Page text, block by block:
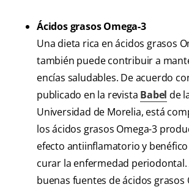
Ácidos grasos Omega-3
Una dieta rica en ácidos grasos
también puede contribuir a
encías saludables. De acuerdo
publicado en la revista Babel de
Universidad de Morelia, está
los ácidos grasos Omega-3
efecto antiinflamatorio y
curar la enfermedad periodontal.
buenas fuentes de ácidos grasos